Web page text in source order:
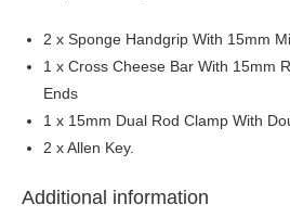
2 x Sponge Handgrip With 15mm
1 x Cross Cheese Bar With 15mm
Ends
1 x 15mm Dual Rod Clamp With
2 x Allen Key.
Additional information